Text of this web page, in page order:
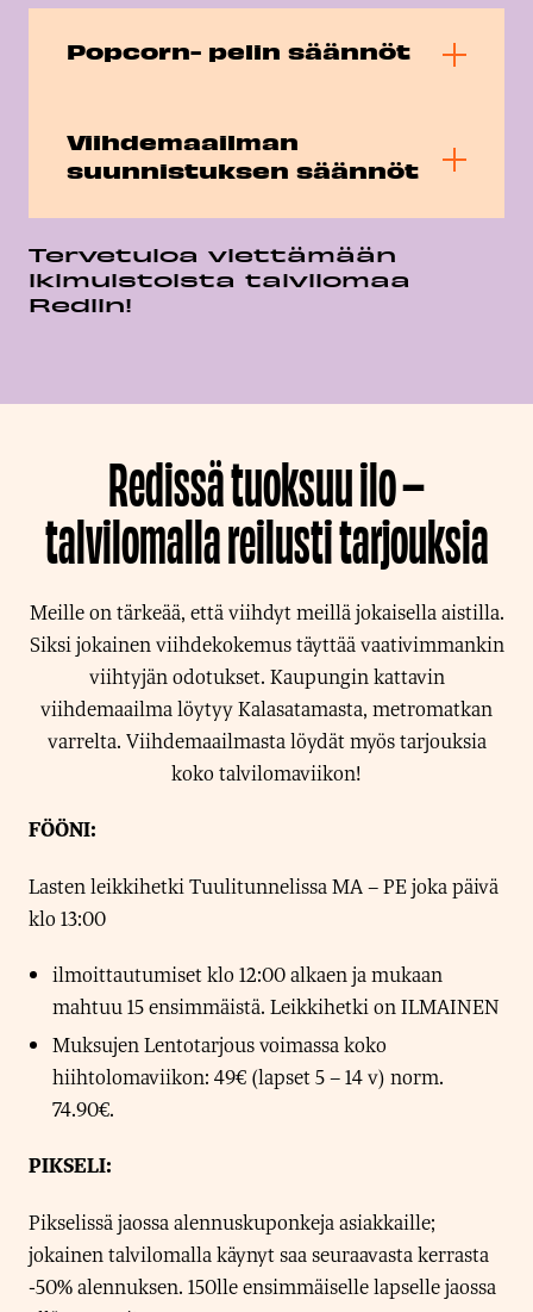
Popcorn- pelin säännöt
Viihdemaailman
suunnistuksen säännöt
Tervetuloa viettämään
ikimuistoista talvilomaa
Rediin!
Redissä tuoksuu ilo –
talvilomalla reilusti tarjouksia
Meille on tärkeää, että viihdyt meillä jokaisella aistilla.
Siksi jokainen viihdekokemus täyttää vaativimmankin
viihtyjän odotukset. Kaupungin kattavin
viihdemaailma löytyy Kalasatamasta, metromatkan
varrelta. Viihdemaailmasta löydät myös tarjouksia
koko talvilomaviikon!
FÖÖNI:
Lasten leikkihetki Tuulitunnelissa MA – PE joka päivä
klo 13:00
ilmoittautumiset klo 12:00 alkaen ja mukaan
mahtuu 15 ensimmäistä. Leikkihetki on ILMAINEN
Muksujen Lentotarjous voimassa koko
hiihtolomaviikon: 49€ (lapset 5 – 14 v) norm.
74.90€.
PIKSELI:
Pikselissä jaossa alennuskuponkeja asiakkaille;
jokainen talvilomalla käynyt saa seuraavasta kerrasta
-50% alennuksen. 150lle ensimmäiselle lapselle jaossa